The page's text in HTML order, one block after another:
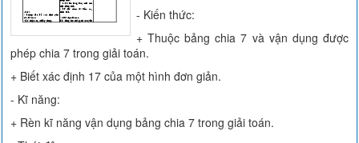
- Kiến thức:
+ Thuộc bảng chia 7 và vận dụng được
phép chia 7 trong giải toán.
+ Biết xác định 17 của một hình đơn giản.
- Kĩ năng:
+ Rèn kĩ năng vận dụng bảng chia 7 trong giải toán.